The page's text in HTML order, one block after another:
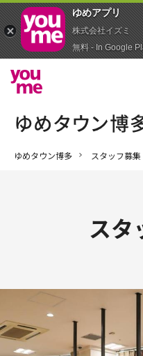
ゆめタウン博多 スタッフ募集
スタ
ゆめアプ‪リ‬
株式会社イズミ
無料 - In Google